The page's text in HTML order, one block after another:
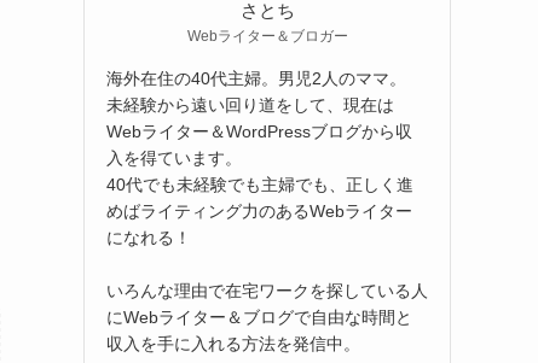
さとち
Webライター＆ブロガー
海外在住の40代主婦。男児2人のママ。
未経験から遠い回り道をして、現在は
Webライター＆WordPressブログから収
入を得ています。
40代でも未経験でも主婦でも、正しく進
めばライティング力のあるWebライター
になれる！
いろんな理由で在宅ワークを探している人
にWebライター＆ブログで自由な時間と
収入を手に入れる方法を発信中。